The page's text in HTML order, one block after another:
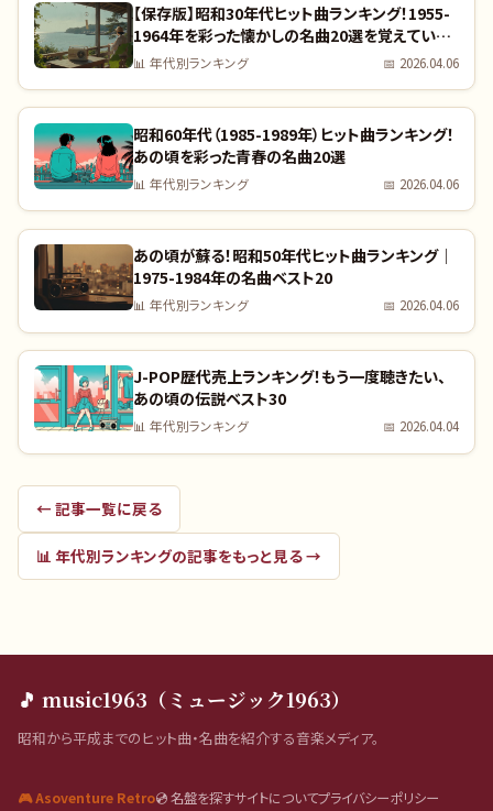
【保存版】昭和30年代ヒット曲ランキング！1955-
1964年を彩った懐かしの名曲20選を覚えていま
すか？｜全曲リスト付き
📊 年代別ランキング 📅 2026.04.06
昭和60年代（1985-1989年）ヒット曲ランキング！
あの頃を彩った青春の名曲20選
📊 年代別ランキング 📅 2026.04.06
あの頃が蘇る！昭和50年代ヒット曲ランキング｜
1975-1984年の名曲ベスト20
📊 年代別ランキング 📅 2026.04.06
J-POP歴代売上ランキング！もう一度聴きたい、
あの頃の伝説ベスト30
📊 年代別ランキング 📅 2026.04.04
← 記事一覧に戻る
📊 年代別ランキングの記事をもっと見る →
🎵 music1963（ミュージック1963）
昭和から平成までのヒット曲・名曲を紹介する音楽メディア。
🎮 Asoventure Retro💿 名盤を探すサイトについてプライバシーポリシー